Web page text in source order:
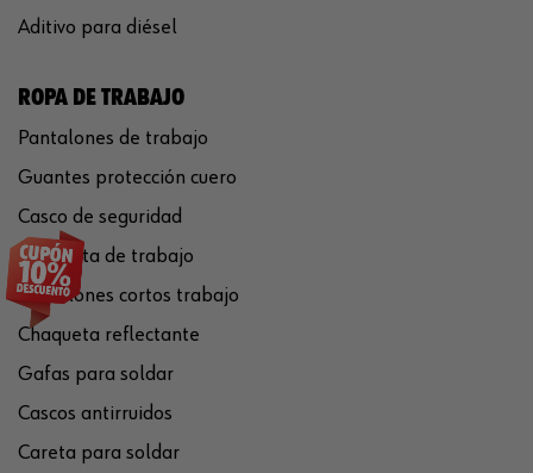
Aditivo para diésel
ROPA DE TRABAJO
Pantalones de trabajo
Guantes protección cuero
Casco de seguridad
Chaqueta de trabajo
Pantalones cortos trabajo
Chaqueta reflectante
Gafas para soldar
Cascos antirruidos
Careta para soldar